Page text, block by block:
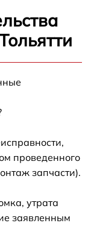
проведенного
запчасти).
утрата
заявленным